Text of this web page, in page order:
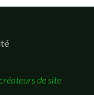
de site